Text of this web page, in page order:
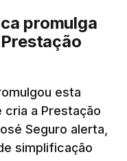
promulga
esta
a Prestação
Seguro alerta,
simplificação